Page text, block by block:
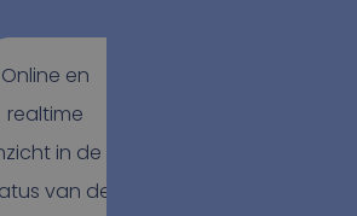
Online en
realtime
in de
van de